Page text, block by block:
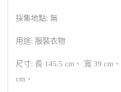
採集地點: 無
用途: 服裝衣物
尺寸: 長 145.5 cm、 寬 39 cm
cm、